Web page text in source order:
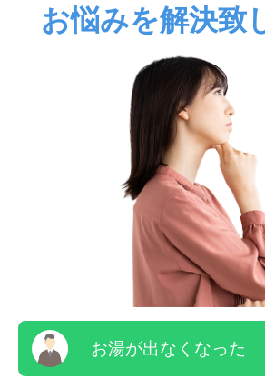
お悩みを解決致
お湯が出なくなった